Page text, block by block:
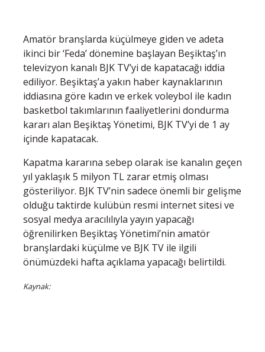
Amatör branşlarda küçülmeye giden ve adeta
ikinci bir ‘Feda’ dönemine başlayan Beşiktaş’ın
televizyon kanalı BJK TV’yi de kapatacağı iddia
ediliyor. Beşiktaş’a yakın haber kaynaklarının
iddiasına göre kadın ve erkek voleybol ile kadın
basketbol takımlarının faaliyetlerini dondurma
kararı alan Beşiktaş Yönetimi, BJK TV’yi de 1 ay
içinde kapatacak.
Kapatma kararına sebep olarak ise kanalın geçen
yıl yaklaşık 5 milyon TL zarar etmiş olması
gösteriliyor. BJK TV’nin sadece önemli bir gelişme
olduğu taktirde kulübün resmi internet sitesi ve
sosyal medya aracılılıyla yayın yapacağı
öğrenilirken Beşiktaş Yönetimi’nin amatör
branşlardaki küçülme ve BJK TV ile ilgili
önümüzdeki hafta açıklama yapacağı belirtildi.
Kaynak: